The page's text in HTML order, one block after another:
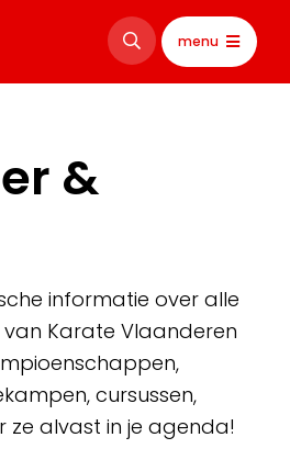
menu
&
informatie over alle
Karate Vlaanderen
cursussen,
ze alvast in je agenda!